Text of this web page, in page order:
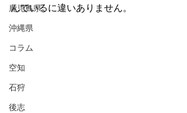
鹿児島県
沖縄県
コラム
空知
石狩
後志
んでいるに違いありません。